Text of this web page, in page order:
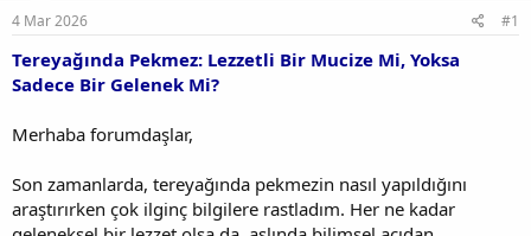
b
a
ş
a
a
ç
a
i
i
4 Mar 2026 #1
Tereyağında Pekmez: Lezzetli Bir Mucize Mi, Yoksa
Sadece Bir Gelenek Mi?
Merhaba forumdaşlar,
Son zamanlarda, tereyağında pekmezin nasıl yapıldığını
araştırırken çok ilginç bilgilere rastladım. Her ne kadar